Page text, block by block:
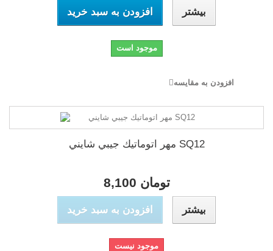
افزودن به سبد خرید بیشتر
موجود است
افزودن به مقایسه
مهر اتوماتيك جيبي شايني SQ12
8,100 تومان
افزودن به سبد خرید بیشتر
موجود نیست